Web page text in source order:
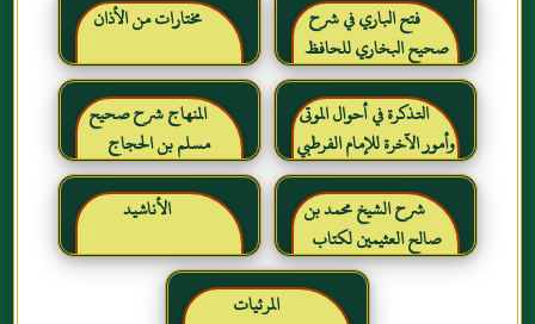
فتح الباري في شرح
صحيح البخاري للحافظ
ابن حجر العسقلاني
مختارات من الأذان
التذكرة في أحوال الموتى
وأمور الآخرة للإمام الفرطبي
رحمه الله
المنهاج شرح صحيح
مسلم بن الحجاج
شرح الشيخ محمد بن
صالح العثيمين لكتاب
رياض الصالحين للإمام
النووي رحمهم الله تعالى
الأناشيد
المرئيات